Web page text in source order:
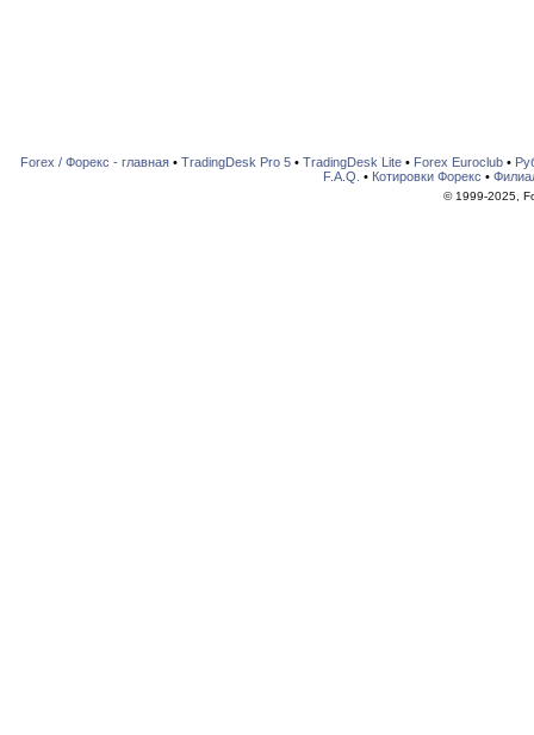
Forex / Форекс - главная• TradingDesk Pro 5• TradingDesk Lite• Forex Euroclub•
F.A.Q. • Котировки Форекс •
© 1999-2025,